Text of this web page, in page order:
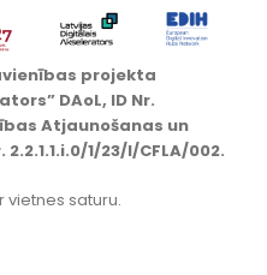
projekta
DAoL, ID Nr.
Atjaunošanas un
1/23/I/CFLA/002.
vietnes saturu.